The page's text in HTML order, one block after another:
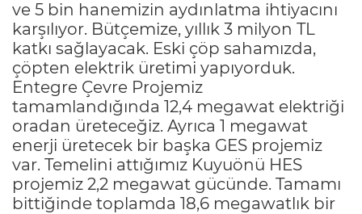
ve 5 bin hanemizin aydınlatma ihtiyacını
karşılıyor. Bütçemize, yıllık 3 milyon TL
katkı sağlayacak. Eski çöp sahamızda,
çöpten elektrik üretimi yapıyorduk.
Entegre Çevre Projemiz
tamamlandığında 12,4 megawat elektriği
oradan üreteceğiz. Ayrıca 1 megawat
enerji üretecek bir başka GES projemiz
var. Temelini attığımız Kuyuönü HES
projemiz 2,2 megawat gücünde. Tamamı
bittiğinde toplamda 18,6 megawatlık bir